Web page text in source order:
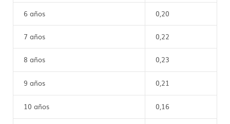
6 años 0,20
7 años 0,22
8 años 0,23
9 años 0,21
10 años 0,16